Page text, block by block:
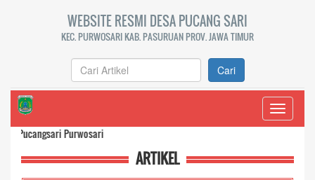
WEBSITE RESMI DESA PUCANG SARI
KEC. PURWOSARI KAB. PASURUAN PROV. JAWA TIMUR
Cari
Toggle
Purwosari
ARTIKEL